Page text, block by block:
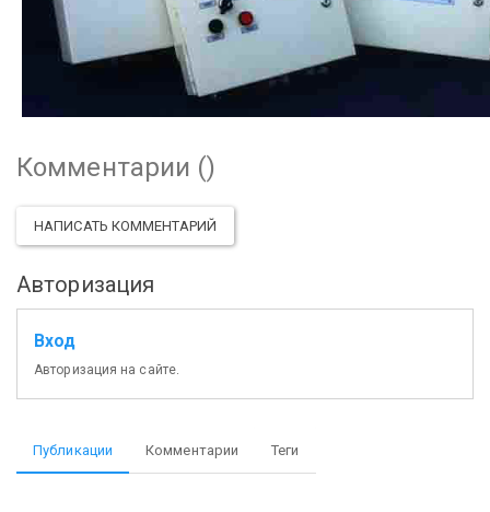
Комментарии ()
НАПИСАТЬ КОММЕНТАРИЙ
Авторизация
Вход
Авторизация на сайте.
Публикации Комментарии Теги